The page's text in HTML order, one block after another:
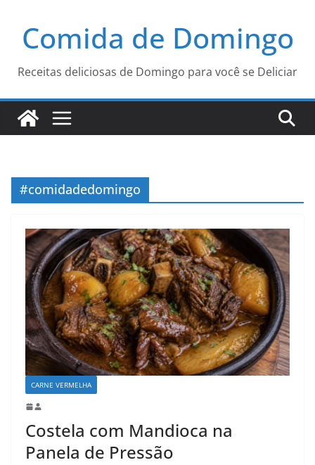
conteúdo
Comida de Domingo
Receitas deliciosas de Domingo para você se Deliciar
#comidadedomingo
CARNE VERMELHA
Costela com Mandioca na
Panela de Pressão